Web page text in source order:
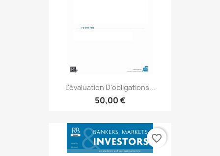
L'évaluation D'obligations...
50,00 €
favorite_border